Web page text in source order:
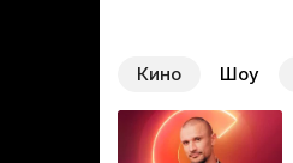
Кино Шоу